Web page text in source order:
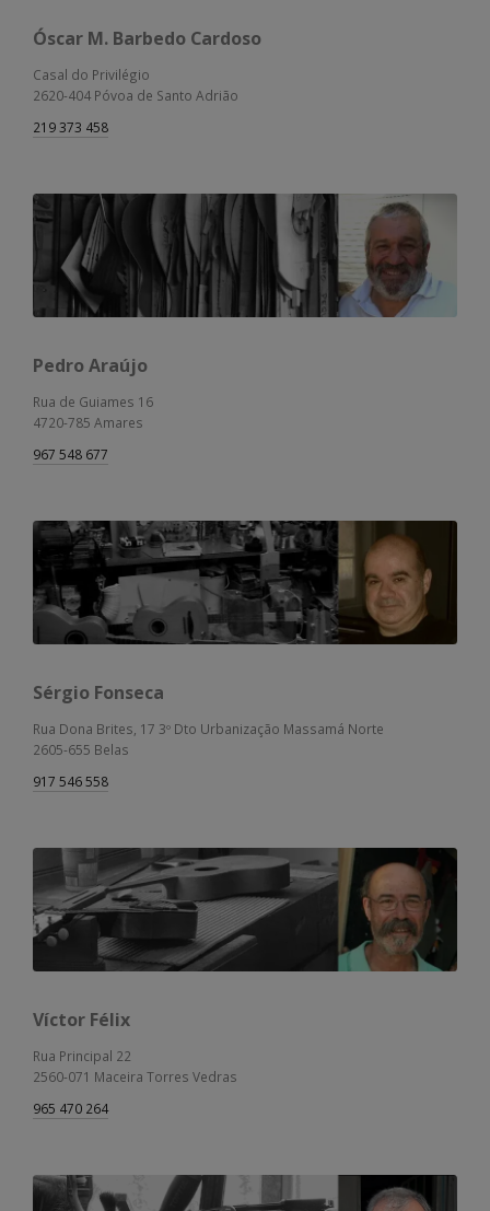
Óscar M. Barbedo Cardoso
Casal do Privilégio
2620-404 Póvoa de Santo Adrião
219 373 458
Pedro Araújo
Rua de Guiames 16
4720-785 Amares
967 548 677
Sérgio Fonseca
Rua Dona Brites, 17 3º Dto Urbanização Massamá Norte
2605-655 Belas
917 546 558
Víctor Félix
Rua Principal 22
2560-071 Maceira Torres Vedras
965 470 264